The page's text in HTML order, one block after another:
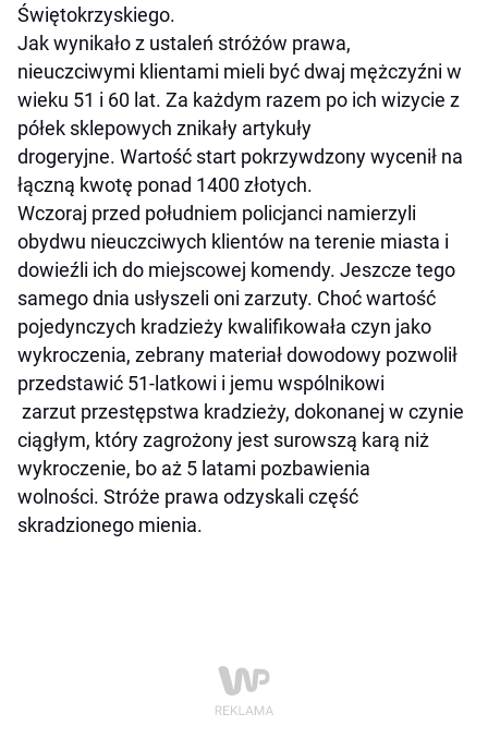
Świętokrzyskiego.
Jak wynikało z ustaleń stróżów prawa,
nieuczciwymi klientami mieli być dwaj mężczyźni w
wieku 51 i 60 lat. Za każdym razem po ich wizycie z
półek sklepowych znikały artykuły
drogeryjne. Wartość start pokrzywdzony wycenił na
łączną kwotę ponad 1400 złotych.
Wczoraj przed południem policjanci namierzyli
obydwu nieuczciwych klientów na terenie miasta i
dowieźli ich do miejscowej komendy. Jeszcze tego
samego dnia usłyszeli oni zarzuty. Choć wartość
pojedynczych kradzieży kwalifikowała czyn jako
wykroczenia, zebrany materiał dowodowy pozwolił
przedstawić 51-latkowi i jemu wspólnikowi
zarzut przestępstwa kradzieży, dokonanej w czynie
ciągłym, który zagrożony jest surowszą karą niż
wykroczenie, bo aż 5 latami pozbawienia
wolności. Stróże prawa odzyskali część
skradzionego mienia.